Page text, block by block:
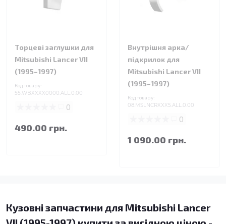
Торцеві заглушки для
Mitsubishi Lancer VII
(1995–1997)
Код товару:
55.WBXXXX0000.ALL.0.00
0
490.00 грн.
Внутрішня арка/
підкрилок для
Mitsubishi Lancer VII
(1995–1997)
Код товару:
08.MSLNCRXXX5.ALL.0.00
0
1 090.00 грн.
Кузовні запчастини для Mitsubishi Lancer